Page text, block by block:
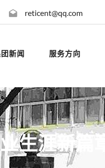
reticent@qq.com
新闻 服务方向
生涯新篇章